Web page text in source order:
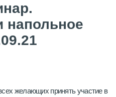
напольное
желающих принять участие в